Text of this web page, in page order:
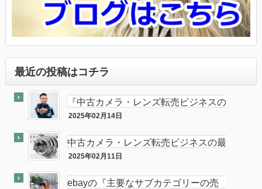
最近の投稿はコチラ
『中古カメラ・レンズ転売ビジネスの
最終奥義教えます』のebay輸出会員
2025年02月14日
中古カメラ・レンズ転売ビジネスの最
終奥義教えます…を販売開始し数ヶ月
2025年02月11日
ebayの『主要なサブカテゴリーの売